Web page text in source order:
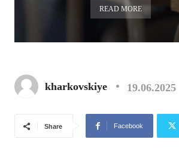
READ MORE
kharkovskiye 19.06.2025
Share Facebook